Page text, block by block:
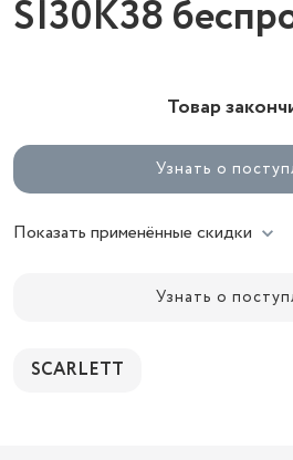
SI30K38
Товар
Узнать о
Показать применённые скидки
Узнать о
SCARLETT